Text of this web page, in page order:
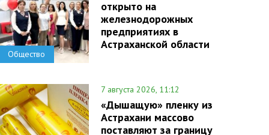
Общество
открыто на
железнодорожных
предприятиях в
Астраханской области
7 августа 2026, 11:12
«Дышащую» пленку из
Астрахани массово
поставляют за границу